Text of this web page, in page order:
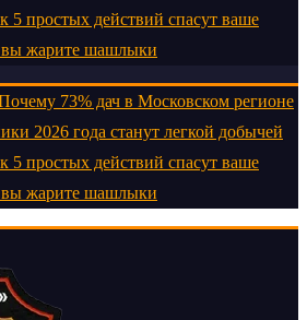
5 простых действий спасут ваше
вы жарите шашлыки
73% дач в Московском регионе
2026 года станут легкой добычей
5 простых действий спасут ваше
вы жарите шашлыки